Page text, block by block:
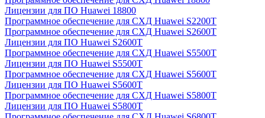
Лицензии для ПО Huawei 18800
Программное обеспечение для СХД Huawei S2200T
Программное обеспечение для СХД Huawei S2600T
Лицензии для ПО Huawei S2600T
Программное обеспечение для СХД Huawei S5500T
Лицензии для ПО Huawei S5500T
Программное обеспечение для СХД Huawei S5600T
Лицензии для ПО Huawei S5600T
Программное обеспечение для СХД Huawei S5800T
Лицензии для ПО Huawei S5800T